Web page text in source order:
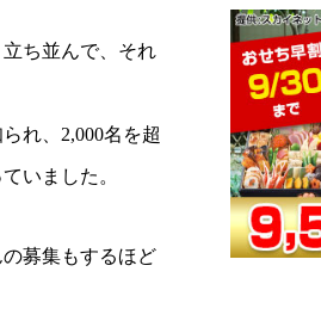
ち並んで、それ
れ、2,000名を超
いました。
募集もするほど